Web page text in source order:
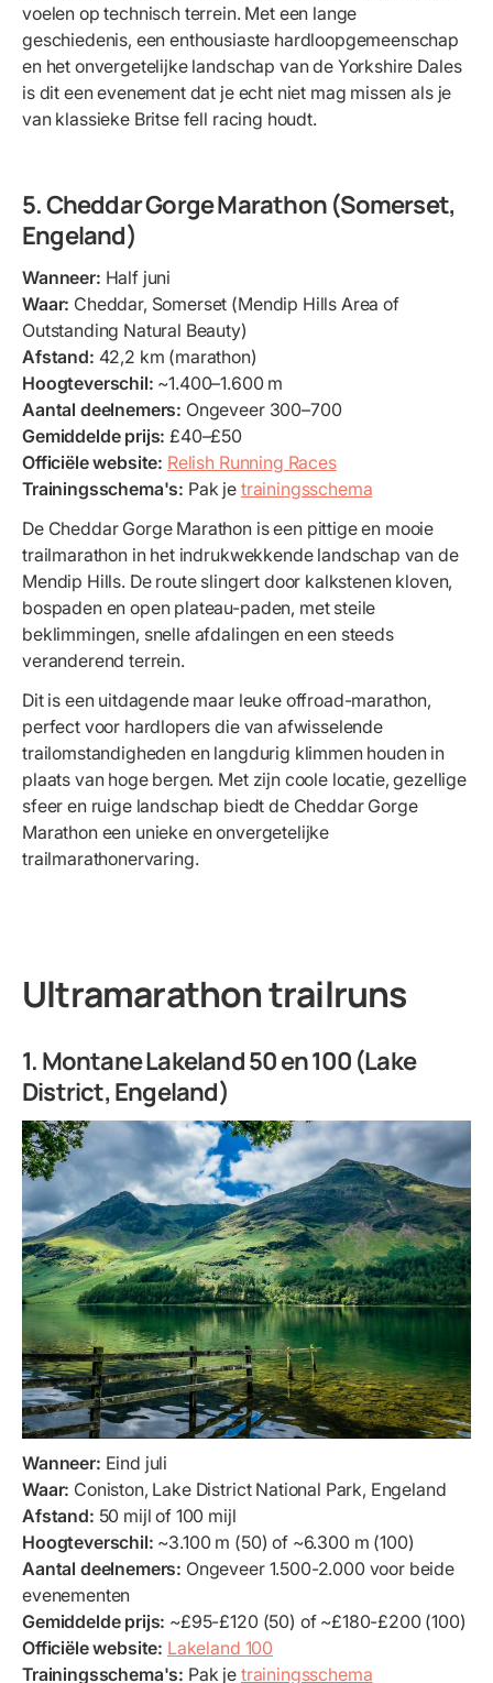
voelen op technisch terrein. Met een lange
geschiedenis, een enthousiaste hardloopgemeenschap
en het onvergetelijke landschap van de Yorkshire Dales
is dit een evenement dat je echt niet mag missen als je
van klassieke Britse fell racing houdt.
5. Cheddar Gorge Marathon (Somerset,
Engeland)
Wanneer: Half juni
Waar: Cheddar, Somerset (Mendip Hills Area of
Outstanding Natural Beauty)
Afstand: 42,2 km (marathon)
Hoogteverschil: ~1.400–1.600 m
Aantal deelnemers: Ongeveer 300–700
Gemiddelde prijs: £40–£50
Officiële website: Relish Running Races
Trainingsschema's: Pak je trainingsschema
De Cheddar Gorge Marathon is een pittige en mooie
trailmarathon in het indrukwekkende landschap van de
Mendip Hills. De route slingert door kalkstenen kloven,
bospaden en open plateau-paden, met steile
beklimmingen, snelle afdalingen en een steeds
veranderend terrein.
Dit is een uitdagende maar leuke offroad-marathon,
perfect voor hardlopers die van afwisselende
trailomstandigheden en langdurig klimmen houden in
plaats van hoge bergen. Met zijn coole locatie, gezellige
sfeer en ruige landschap biedt de Cheddar Gorge
Marathon een unieke en onvergetelijke
trailmarathonervaring.
Ultramarathon trailruns
1. Montane Lakeland 50 en 100 (Lake
District, Engeland)
Wanneer: Eind juli
Waar: Coniston, Lake District National Park, Engeland
Afstand: 50 mijl of 100 mijl
Hoogteverschil: ~3.100 m (50) of ~6.300 m (100)
Aantal deelnemers: Ongeveer 1.500-2.000 voor beide
evenementen
Gemiddelde prijs: ~£95-£120 (50) of ~£180-£200 (100)
Officiële website: Lakeland 100
Trainingsschema's: Pak je trainingsschema